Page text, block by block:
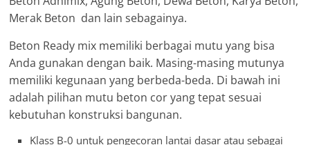
Merak Beton dan lain sebagainya.
Beton Ready mix memiliki berbagai mutu yang bisa
Anda gunakan dengan baik. Masing-masing mutunya
memiliki kegunaan yang berbeda-beda. Di bawah ini
adalah pilihan mutu beton cor yang tepat sesuai
kebutuhan konstruksi bangunan.
Klass B-0 untuk pengecoran lantai dasar atau sebagai